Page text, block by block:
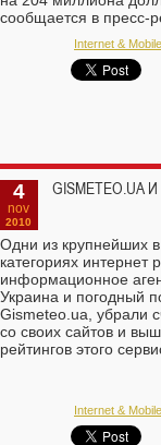
сообщается в пресс-
сайте компании.Internet & Mobile
4
nov
2010
GISMETEO.UA
Одни из крупнейших
категориях интернет
информационное
Украина и погодный
Gismeteo.ua, убрали
со своих сайтов и
рейтингов этого
Internet & Mobile